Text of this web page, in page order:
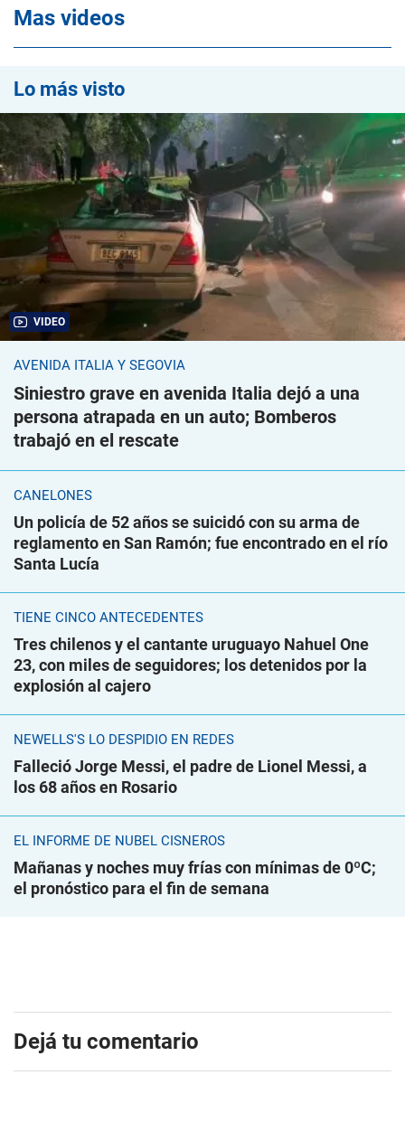
Mas videos
Lo más visto
VIDEO
AVENIDA ITALIA Y SEGOVIA
Siniestro grave en avenida Italia dejó a una
persona atrapada en un auto; Bomberos
trabajó en el rescate
CANELONES
Un policía de 52 años se suicidó con su arma de
reglamento en San Ramón; fue encontrado en el río
Santa Lucía
TIENE CINCO ANTECEDENTES
Tres chilenos y el cantante uruguayo Nahuel One
23, con miles de seguidores; los detenidos por la
explosión al cajero
NEWELLS'S LO DESPIDIÓ EN REDES
Falleció Jorge Messi, el padre de Lionel Messi, a
los 68 años en Rosario
EL INFORME DE NUBEL CISNEROS
Mañanas y noches muy frías con mínimas de 0ºC;
el pronóstico para el fin de semana
Dejá tu comentario